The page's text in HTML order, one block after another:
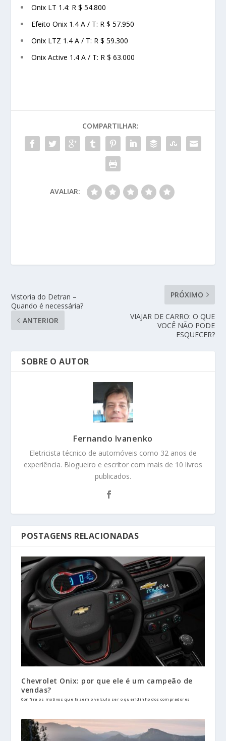
Onix LT 1.4: R $ 54.800
Efeito Onix 1.4 A / T: R $ 57.950
Onix LTZ 1.4 A / T: R $ 59.300
Onix Active 1.4 A / T: R $ 63.000
COMPARTILHAR:
AVALIAR:
Vistoria do Detran –
Quando é necessária?
ANTERIOR
PRÓXIMO
VIAJAR DE CARRO: O QUE
VOCÊ NÃO PODE
ESQUECER?
SOBRE O AUTOR
Fernando Ivanenko
Eletricista técnico de automóveis como 32 anos de
experiência. Blogueiro e escritor com mais de 10 livros
publicados.
POSTAGENS RELACIONADAS
Chevrolet Onix: por que ele é um campeão de
vendas?
Confira os motivos que fazem o veículo ser o queridinho dos compradores